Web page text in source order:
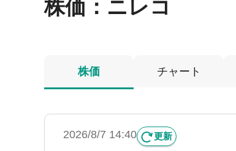
株価 ：ニレコ
株価 チャート
2026/8/7 14:40 更新